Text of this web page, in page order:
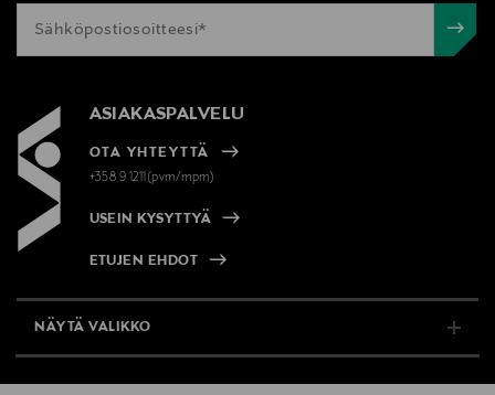
ASIAKASPALVELU
OTA YHTEYTTÄ
+358 9 1211(pvm/mpm)
USEIN KYSYTTYÄ
ETUJEN EHDOT
NÄYTÄ VALIKKO